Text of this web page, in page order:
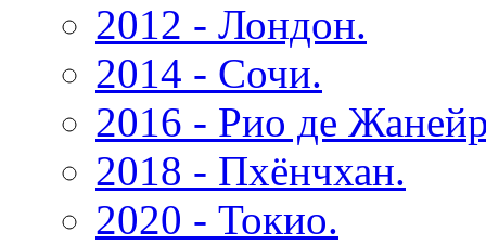
2012 - Лондон.
2014 - Cочи.
2016 - Рио де
2018 - Пхёнчхан.
2020 - Токио.